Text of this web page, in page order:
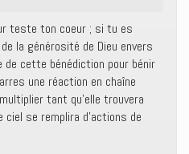
teste ton coeur ; si tu es
la générosité de Dieu envers
cette bénédiction pour bénir
une réaction en chaîne
tant qu’elle trouvera
se remplira d’actions de